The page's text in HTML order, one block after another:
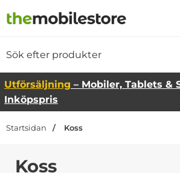
Startsidan för Danira
Utförsäljning – Mobiler, Tablets &
Inköpspris
Startsidan Koss
Koss